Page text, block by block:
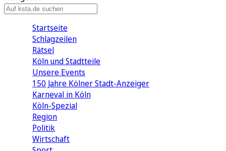
Startseite
Schlagzeilen
Rätsel
Köln und Stadtteile
Unsere Events
150 Jahre Kölner Stadt-Anzeiger
Karneval in Köln
Köln-Spezial
Region
Politik
Wirtschaft